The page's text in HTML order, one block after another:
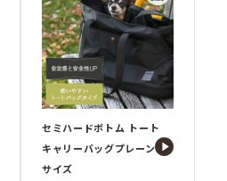
セミハードボトム トート
キャリーバッグプレーンM
サイズ